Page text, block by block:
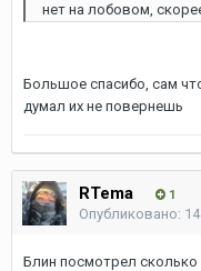
нет на лобовом,
Большое спасибо, сам
думал их не повернешь
RTema 1
Опубликовано:
Блин посмотрел сколько